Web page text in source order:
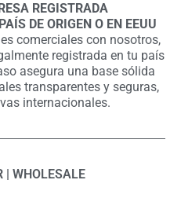
REGISTRADA
DE ORIGEN O EN EEUU
comerciales con nosotros,
registrada en tu país
asegura una base sólida
transparentes y seguras,
internacionales.
| WHOLESALE